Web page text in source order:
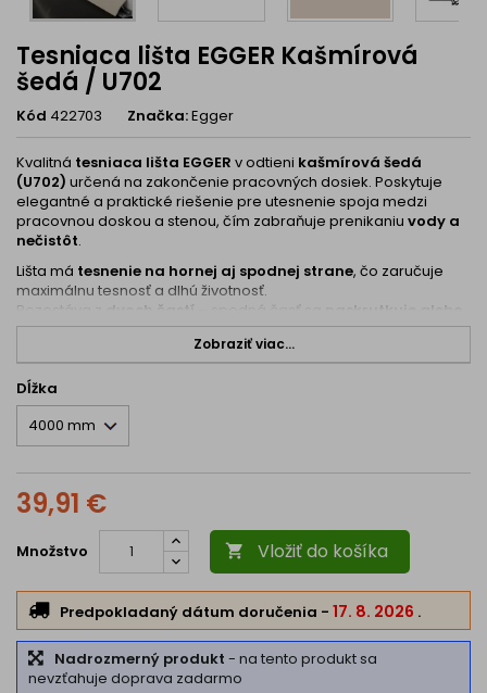
Tesniaca lišta EGGER Kašmírová
šedá / U702
Kód 422703 Značka:Egger
Kvalitná tesniaca lišta EGGER v odtieni kašmírová šedá
(U702) určená na zakončenie pracovných dosiek. Poskytuje
elegantné a praktické riešenie pre utesnenie spoja medzi
pracovnou doskou a stenou, čím zabraňuje prenikaniu vody a
nečistôt.
Lišta má tesnenie na hornej aj spodnej strane, čo zaručuje
maximálnu tesnosť a dlhú životnosť.
Pozostáva z
dvoch častí – spodná časť sa
naskrutkuje alebo
nalepína dosku a horná sa následnezacvaknedo spodnej,
čím vytvára čisté a estetické zakončenie.
Technické parametre:
Farba:Kašmírová šedá / U702
Dĺžka:4000 mm
Materiál: plast
Tesnenie:na hornej aj spodnej strane
Montáž:
skrutkovaním alebo lepením(zacvakávací systém)
Možnosť dokúpiť sadu koncoviek(ľavá, pravá a rohová)
Ideálna prekuchynské pracovné dosky EGGERalebo iné
laminátové povrchy v rovnakom dekore.
Zabezpečujespoľahlivú ochranu proti vodea dodáva
kuchynskej linkeelegantný, jednotný vzhľad
Zobraziť viac...
Dĺžka
39,91 €
Množstvo  Vložiť do košíka
Predpokladaný dátum doručenia - 17. 8. 2026 .
Nadrozmerný produkt - na tento produkt sa
nevzťahuje doprava zadarmo